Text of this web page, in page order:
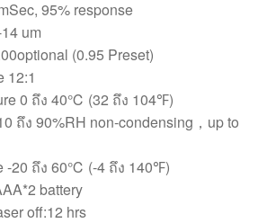
95% response
um
(0.95 Preset)
12:1
0 ถึง 40℃ (32 ถึง 104℉)
ถึง 90%RH non-condensing，up to
-20 ถึง 60℃ (-4 ถึง 140℉)
battery
off:12 hrs